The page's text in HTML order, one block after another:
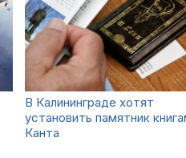
В Калининграде хотят
установить памятник
Канта